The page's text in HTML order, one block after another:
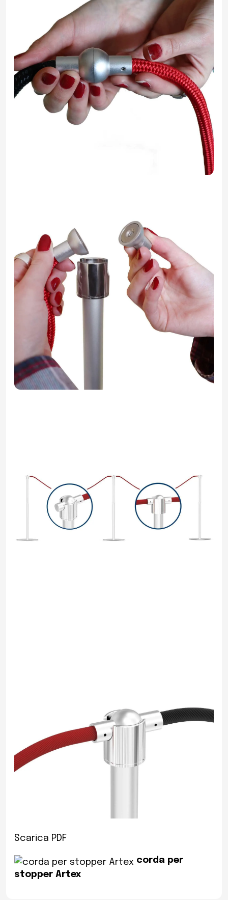
Scarica PDF
corda per
stopper Artex